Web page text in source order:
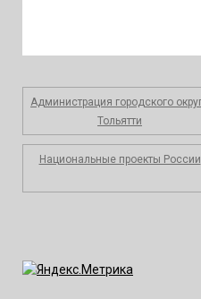
Администрация городского
Тольятти
Национальные проекты России